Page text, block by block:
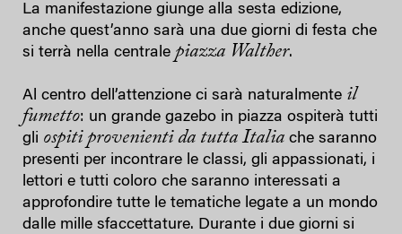
La manifestazione giunge alla sesta edizione,
anche quest’anno sarà una due giorni di festa che
si terrà nella centrale piazza Walther.
Al centro dell’attenzione ci sarà naturalmente il
fumetto: un grande gazebo in piazza ospiterà tutti
gli ospiti provenienti da tutta Italia che saranno
presenti per incontrare le classi, gli appassionati, i
lettori e tutti coloro che saranno interessati a
approfondire tutte le tematiche legate a un mondo
dalle mille sfaccettature. Durante i due giorni si